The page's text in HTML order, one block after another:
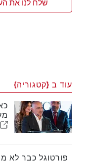
שלח לנו את
עוד ב {קטגוריה}
פורטוגל כבר לא